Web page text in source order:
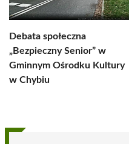
Debata społeczna
„Bezpieczny Senior” w
Gminnym Ośrodku Kultury
w Chybiu